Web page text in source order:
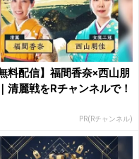
無料配信】福間香奈×西山朋
清麗戦をRチャンネルで！
PR(Rチャンネル)